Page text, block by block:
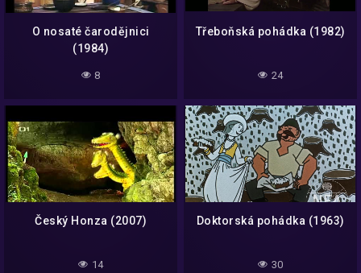
O nosaté čarodějnici
(1984)
8
Třeboňská pohádka (1982)
24
Český Honza (2007)
14
Doktorská pohádka (1963)
30